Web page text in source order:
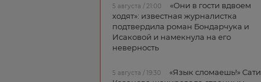
5 августа / 21:00
«Они в гости вдвоем
ходят»: известная журналистка
подтвердила роман Бондарчука и
Исаковой и намекнула на его
неверность
5 августа / 19:30
«Язык сломаешь!» Сати